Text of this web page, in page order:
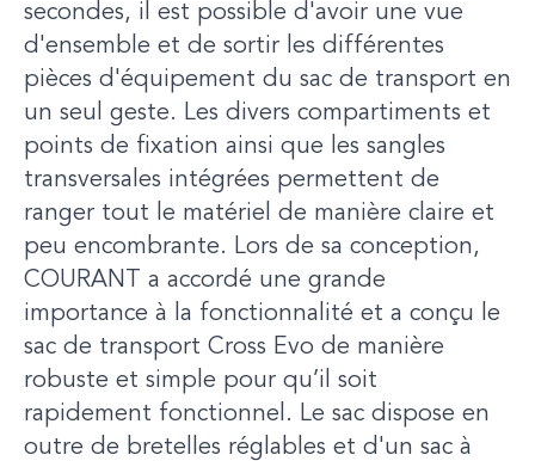
secondes, il est possible d'avoir une vue
d'ensemble et de sortir les différentes
pièces d'équipement du sac de transport en
un seul geste. Les divers compartiments et
points de fixation ainsi que les sangles
transversales intégrées permettent de
ranger tout le matériel de manière claire et
peu encombrante. Lors de sa conception,
COURANT a accordé une grande
importance à la fonctionnalité et a conçu le
sac de transport Cross Evo de manière
robuste et simple pour qu’il soit
rapidement fonctionnel. Le sac dispose en
outre de bretelles réglables et d'un sac à